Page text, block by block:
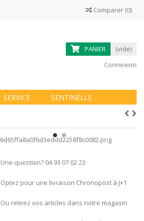
Comparer (0)
PANIER
(vide)
Connexion
SERVICE SENTINELLE
Une question? 04 93 07 02 23
Optez pour une livraison Chronopost à J+1
Ou retirez vos articles dans notre magasin